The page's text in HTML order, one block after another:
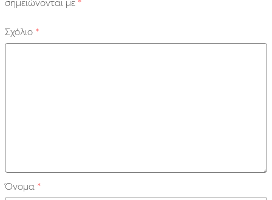
Σχόλιο *
Όνομα *